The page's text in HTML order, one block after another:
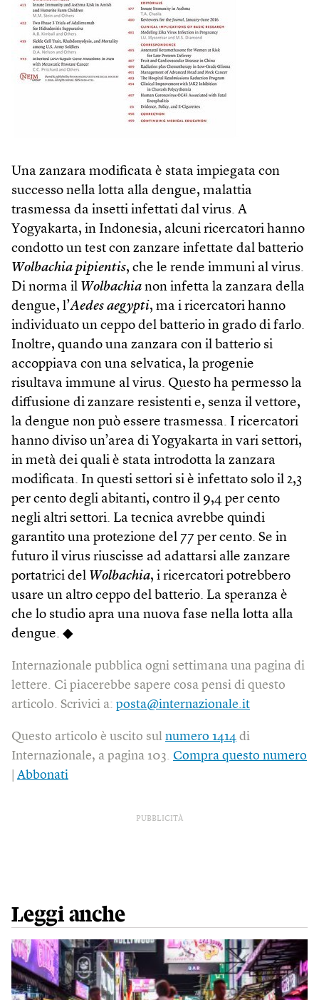
Una zanzara modificata è stata impiegata con
successo nella lotta alla dengue, malattia
trasmessa da insetti infettati dal virus. A
Yogyakarta, in Indonesia, alcuni ricercatori hanno
condotto un test con zanzare infettate dal batterio
Wolbachia pipientis, che le rende immuni al virus.
Di norma il Wolbachia non infetta la zanzara della
dengue, l’Aedes aegypti, ma i ricercatori hanno
individuato un ceppo del batterio in grado di farlo.
Inoltre, quando una zanzara con il batterio si
accoppiava con una selvatica, la progenie
risultava immune al virus. Questo ha permesso la
diffusione di zanzare resistenti e, senza il vettore,
la dengue non può essere trasmessa. I ricercatori
hanno diviso un’area di Yogyakarta in vari settori,
in metà dei quali è stata introdotta la zanzara
modificata. In questi settori si è infettato solo il 2,3
per cento degli abitanti, contro il 9,4 per cento
negli altri settori. La tecnica avrebbe quindi
garantito una protezione del 77 per cento. Se in
futuro il virus riuscisse ad adattarsi alle zanzare
portatrici del Wolbachia, i ricercatori potrebbero
usare un altro ceppo del batterio. La speranza è
che lo studio apra una nuova fase nella lotta alla
dengue. ◆
Internazionale pubblica ogni settimana una pagina di
lettere. Ci piacerebbe sapere cosa pensi di questo
articolo. Scrivici a: posta@internazionale.it
Questo articolo è uscito sul numero 1414 di
Internazionale, a pagina 103. Compra questo numero
Abbonati
PUBBLICITÀ
Leggi anche